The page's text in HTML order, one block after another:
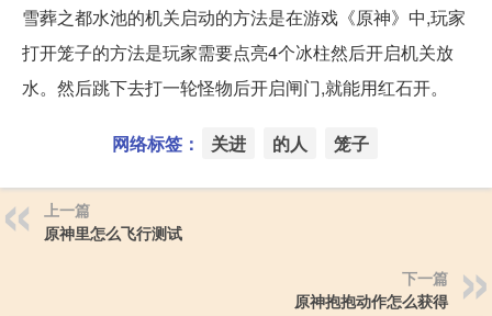
雪葬之都水池的机关启动的方法是在游戏《原神》中,玩家
打开笼子的方法是玩家需要点亮4个冰柱然后开启机关放
水。然后跳下去打一轮怪物后开启闸门,就能用红石开。
网络标签： 关进 的人 笼子
上一篇
原神里怎么飞行测试
下一篇
原神抱抱动作怎么获得